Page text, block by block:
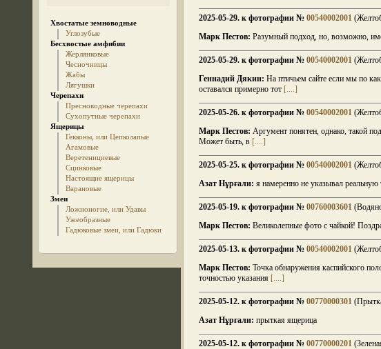
Хвостатые земноводные
Углозубые
Бесхвостые амфибии
Жерлянковые
Чесночницы
Жабы
Лягушки
Черепахи
Пресноводные черепахи
Сухопутные черепахи
Ящерицы
Гекконы, или Цепколапые
Агамовые
Веретенициевые
Сцинковые
Настоящие ящерицы
Варановые
Змеи
Ложноногие, или Удавы
Ужеобразные
Гадюковые змеи, или Гадюки
2025-05-29. к фотографии № 00540002001
Марк Пестов: Разумный подход, но, возможно,
2025-05-29. к фотографии № 00540002001
Геннадий Дякин: На птичьем сайте если мы по
оставался примерно тот [....]
2025-05-26. к фотографии № 00540002001
Марк Пестов: Аргумент понятен, однако, такой
Может быть, в [....]
2025-05-25. к фотографии № 00540002001
Азат Нұрғали: я намеренно не указывал
2025-05-19. к фотографии № 00760003601
Марк Пестов: Великолепные фото с чайкой!
2025-05-13. к фотографии № 00540002001
Марк Пестов: Точка обнаружения каспийского
точностью указания [....]
2025-05-12. к фотографии № 00770000301
Азат Нұрғали: прыткая ящерица
2025-05-12. к фотографии № 00770000201